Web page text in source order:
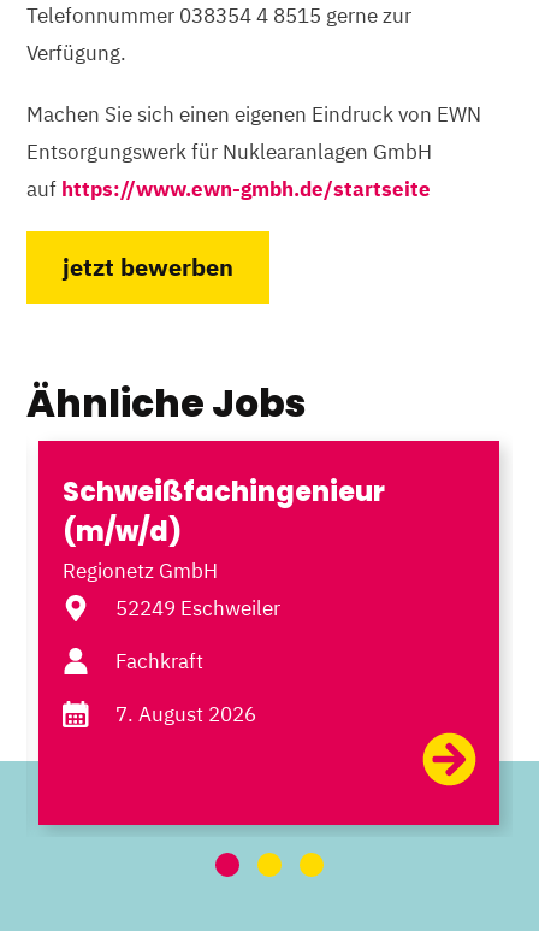
Telefonnummer 038354 4 8515 gerne zur
Verfügung.
Machen Sie sich einen eigenen Eindruck von EWN
Entsorgungswerk für Nuklearanlagen GmbH
auf https://www.ewn-gmbh.de/startseite
jetzt bewerben
Ähnliche Jobs
Schweißfachingenieur
(m/w/d)
Regionetz GmbH
52249 Eschweiler
Fachkraft
7. August 2026